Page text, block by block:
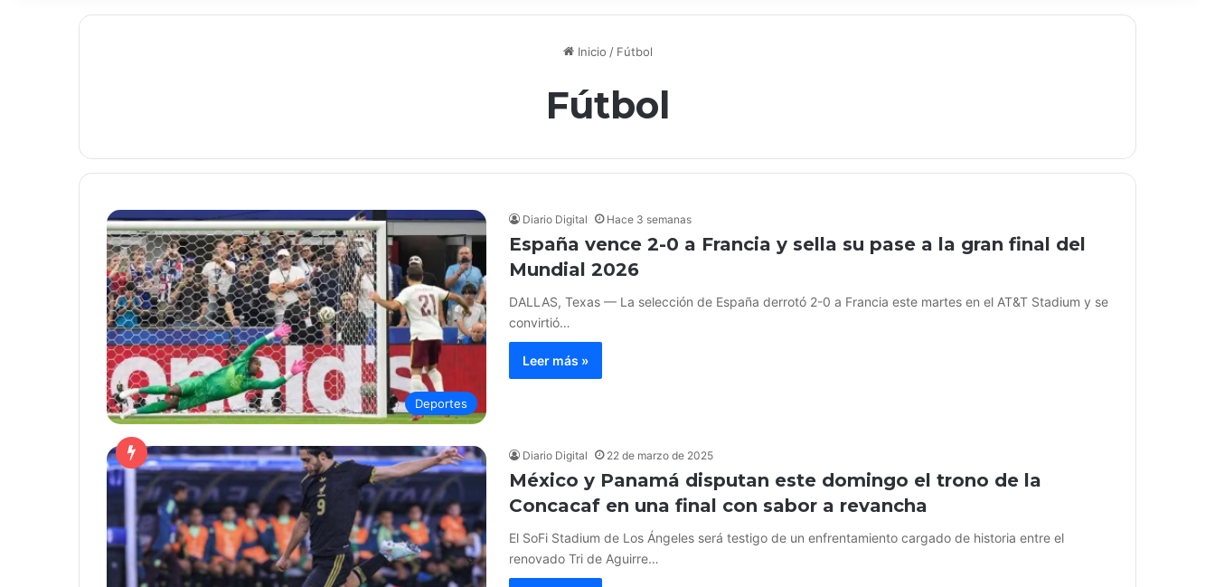
Inicio / Fútbol
Fútbol
Deportes
Diario Digital Hace 3 semanas
España vence 2-0 a Francia y sella su pase a la gran final del
Mundial 2026
DALLAS, Texas — La selección de España derrotó 2-0 a Francia este martes en el AT&T Stadium y se
convirtió…
Leer más »
Diario Digital 22 de marzo de 2025
México y Panamá disputan este domingo el trono de la
Concacaf en una final con sabor a revancha
El SoFi Stadium de Los Ángeles será testigo de un enfrentamiento cargado de historia entre el
renovado Tri de Aguirre…